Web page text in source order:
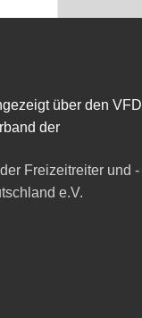
über den VFD
der
Freizeitreiter und -
e.V.